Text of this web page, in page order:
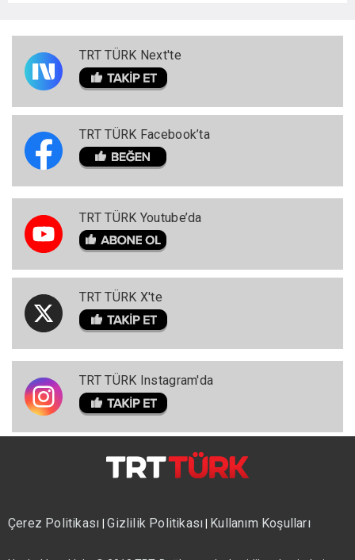
TRT TÜRK Next'te
TRT TÜRK Facebook’ta
TRT TÜRK Youtube’da
TRT TÜRK X'te
TRT TÜRK Instagram'da
Çerez Politikası |Gizlilik Politikası Kullanım Koşulları